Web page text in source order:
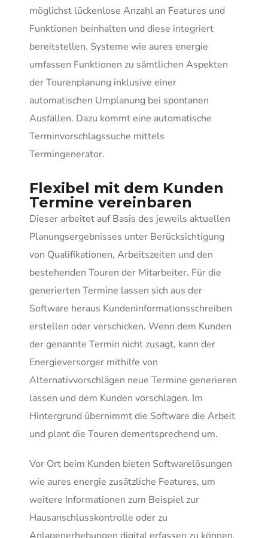
möglichst lückenlose Anzahl an Features und
Funktionen beinhalten und diese integriert
bereitstellen. Systeme wie aures energie
umfassen Funktionen zu sämtlichen Aspekten
der Tourenpla­nung inklusive einer
automatischen Um­planung bei spontanen
Ausfällen. Dazu kommt eine automatische
Terminvor­schlagssuche mittels
Termingenerator.­
Flexibel mit dem Kunden
Termine vereinbaren
Dieser arbeitet auf Basis des jeweils ak­tuellen
Planungsergebnisses unter Be­rücksichtigung
von Qualifikationen, Arbeitszeiten und den
bestehenden Tou­ren der Mitarbeiter. Für die
generierten Termine lassen sich aus der
Software he­raus Kundeninformationsschreiben
erstellen oder verschicken. Wenn dem Kunden
der genannte Termin nicht zusagt, kann der
Energieversorger mithilfe von
Alternativvorschlägen neue Termine generieren
lassen und dem Kunden vorschlagen. Im
Hintergrund übernimmt die Software die Arbeit
und plant die Touren dementsprechend um.
Vor Ort beim Kunden bieten Softwarelösungen
wie aures energie zusätzliche Features, um
weitere Informationen zum Beispiel zur
Hausanschlusskontrolle oder zu